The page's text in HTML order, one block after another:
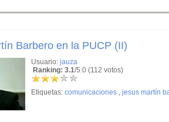
Barbero en la PUCP (II)
Usuario: jauza
Ranking: 3.1/5.0 (112 votos)
Etiquetas: comunicaciones , jesus martín